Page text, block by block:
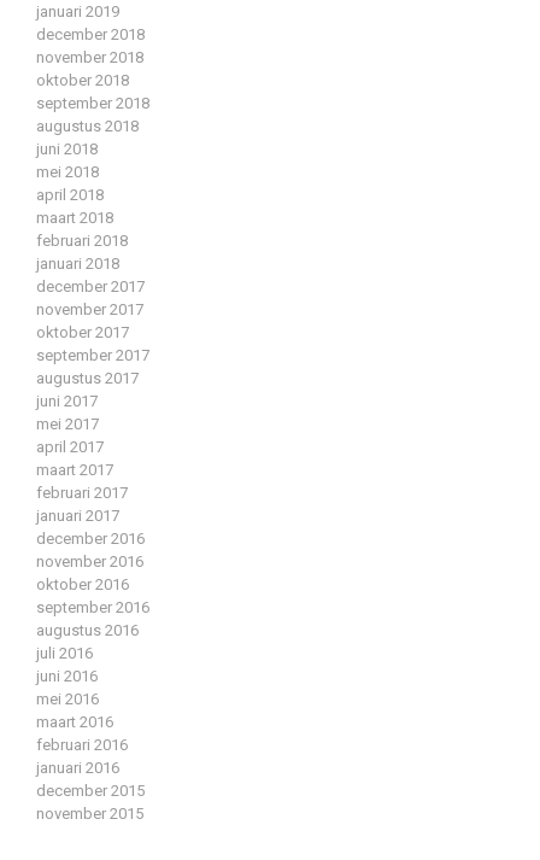
januari 2019
december 2018
november 2018
oktober 2018
september 2018
augustus 2018
juni 2018
mei 2018
april 2018
maart 2018
februari 2018
januari 2018
december 2017
november 2017
oktober 2017
september 2017
augustus 2017
juni 2017
mei 2017
april 2017
maart 2017
februari 2017
januari 2017
december 2016
november 2016
oktober 2016
september 2016
augustus 2016
juli 2016
juni 2016
mei 2016
maart 2016
februari 2016
januari 2016
december 2015
november 2015